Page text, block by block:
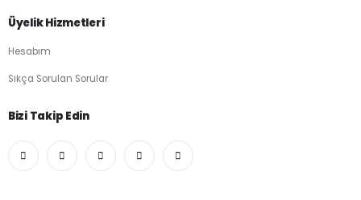
Üyelik Hizmetleri
Hesabım
Sıkça Sorulan Sorular
Bizi Takip Edin